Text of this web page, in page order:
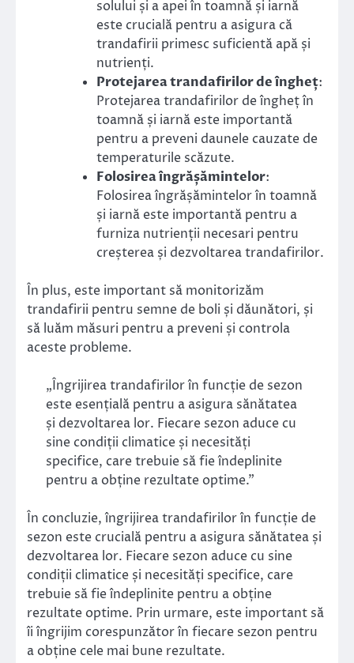
solului și a apei în toamnă și iarnă
este crucială pentru a asigura că
trandafirii primesc suficientă apă și
nutrienți.
Protejarea trandafirilor de îngheț:
Protejarea trandafirilor de îngheț în
toamnă și iarnă este importantă
pentru a preveni daunele cauzate de
temperaturile scăzute.
Folosirea îngrășămintelor:
Folosirea îngrășămintelor în toamnă
și iarnă este importantă pentru a
furniza nutrienții necesari pentru
creșterea și dezvoltarea trandafirilor.
În plus, este important să monitorizăm
trandafirii pentru semne de boli și dăunători, și
să luăm măsuri pentru a preveni și controla
aceste probleme.
„Îngrijirea trandafirilor în funcție de sezon
este esențială pentru a asigura sănătatea
și dezvoltarea lor. Fiecare sezon aduce cu
sine condiții climatice și necesități
specifice, care trebuie să fie îndeplinite
pentru a obține rezultate optime.”
În concluzie, îngrijirea trandafirilor în funcție de
sezon este crucială pentru a asigura sănătatea și
dezvoltarea lor. Fiecare sezon aduce cu sine
condiții climatice și necesități specifice, care
trebuie să fie îndeplinite pentru a obține
rezultate optime. Prin urmare, este important să
îi îngrijim corespunzător în fiecare sezon pentru
a obține cele mai bune rezultate.